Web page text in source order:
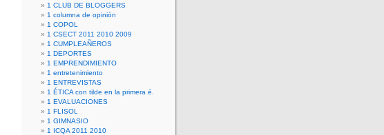
1 CLUB DE BLOGGERS
1 columna de opinión
1 COPOL
1 CSECT 2011 2010 2009
1 CUMPLEAÑEROS
1 DEPORTES
1 EMPRENDIMIENTO
1 entretenimiento
1 ENTREVISTAS
1 ÉTICA con tilde en la primera é.
1 EVALUACIONES
1 FLISOL
1 GIMNASIO
1 ICQA 2011 2010